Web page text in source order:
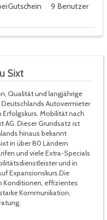
Gutschein 9 Benutzer
Sixt
Qualität und langjährige
Deutschlands Autovermieter
Mobilität nach
AG. Dieser Grundsatz ist
hinaus bekannt
in über 80 Ländern
und viele Extra-Specials
und in
Expansionskurs.Die
Konditionen, effizientes
Kommunikation,